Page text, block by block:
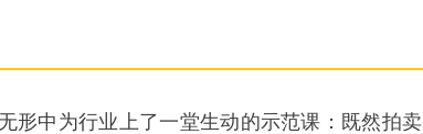
形中为行业上了一堂生动的示范课：既然拍卖